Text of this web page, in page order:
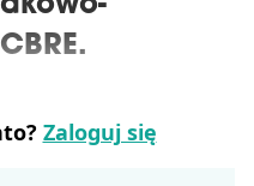
Zaloguj się